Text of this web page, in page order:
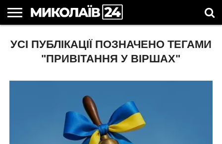
НОВИНИ
НОВИНИ
МИКОЛАЄВА
МИКОЛАЇВСЬКА
ОБЛАСТЬ
НОВИНИ
СПОРТУ
УКРАЇНА
ТА СВІТ
НОВИНИ
КОМПАНІЙ
АСТРОЛОГІЯ
СВЯТА
В
УКРАЇНІ
КОРИСНІ
СТАТТІ
УСІ ПУБЛІКАЦІЇ ПОЗНАЧЕНО ТЕГАМИ
"ПРИВІТАННЯ У ВІРШАХ"